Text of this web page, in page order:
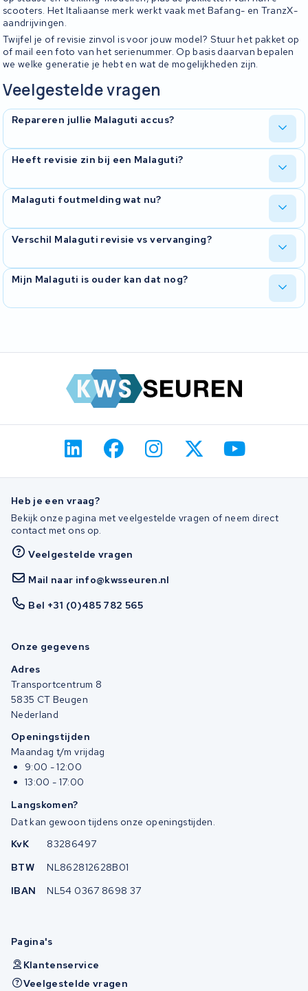
scooters. Het Italiaanse merk werkt vaak met Bafang- en TranzX-
aandrijvingen.
Twijfel je of revisie zinvol is voor jouw model? Stuur het pakket op
of mail een foto van het serienummer. Op basis daarvan bepalen
we welke generatie je hebt en wat de mogelijkheden zijn.
Veelgestelde vragen
Repareren jullie Malaguti accus?
In de meeste gevallen wel. Wij openen de behuizing, meten alle
oorspronkelijke actieradius terug te krijgen. Bij een defecte BMS-
print zoeken we een passend exemplaar.
Heeft revisie zin bij een Malaguti?
Vaak wel. Malaguti-accus gebruiken standaard 18650-cellen die
beoordelen we wat technisch haalbaar is.
Malaguti foutmelding wat nu?
Een foutmelding wijst meestal op een BMS-storing of een
afgewezen celgroep. Stuur het pakket op, dan lezen we de print
uit en vertellen we wat er aan de hand is.
Verschil Malaguti revisie vs vervanging?
Revisie is in vrijwel alle gevallen voordeliger dan vervanging, en je
behoudt de originele behuizing en hardware. Als de behuizing
zwaar beschadigd is of de BMS niet meer leverbaar, kijken we naar
Mijn Malaguti is ouder kan dat nog?
beoordelen wat technisch haalbaar is.
Heb je een vraag?
Bekijk onze pagina met veelgestelde vragen of neem direct
contact met ons op.
Veelgestelde vragen
Mail naar info@kwsseuren.nl
Bel +31 (0)485 782 565
Onze gegevens
Adres
Transportcentrum 8
5835 CT Beugen
Nederland
Openingstijden
Maandag t/m vrijdag
9:00 - 12:00
13:00 - 17:00
Langskomen?
Dat kan gewoon tijdens onze openingstijden.
KvK
83286497
BTW
NL862812628B01
IBAN
NL54 0367 8698 37
Pagina's
Klantenservice
Veelgestelde vragen